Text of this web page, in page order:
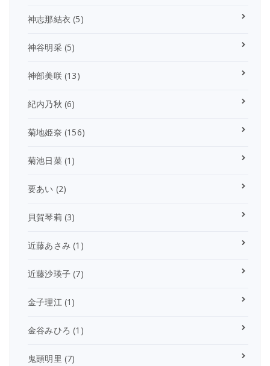
神志那結衣 (5)
神谷明采(5)
神部美咲(13)
紀内乃秋 (6)
菊地姫奈 (156)
菊池日菜(1)
要あい (2)
貝賀琴莉 (3)
近藤あさみ (1)
近藤沙瑛子 (7)
金子理江(1)
金谷みひろ (1)
鬼頭明里 (7)